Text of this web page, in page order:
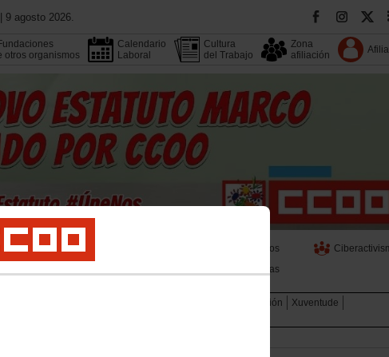
| 9 agosto 2026.
otros organismos
Calendario
Laboral
Cultura
del Trabajo
Zona
afiliación
Coñece CCOO Servizos
Informas
Formación
Xuventude